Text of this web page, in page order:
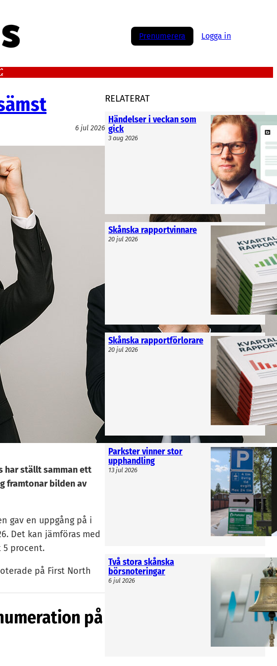
Prenumerera Logga in
6 jul 2026
har ställt samman ett
framtonar bilden av
gav en uppgång på i
Det kan jämföras med
5 procent.
på First North
bara ta med aktier till
som till sin
på
RELATERAT
Händelser i veckan som
gick
3 aug 2026
Skånska rapportvinnare
20 jul 2026
Skånska rapportförlorare
20 jul 2026
Parkster vinner stor
upphandling
13 jul 2026
Två stora skånska
börsnoteringar
6 jul 2026